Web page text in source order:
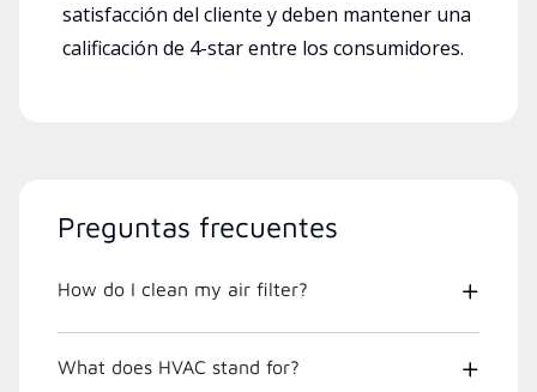
satisfacción del cliente y deben mantener una
calificación de 4-star entre los consumidores.
Preguntas frecuentes
How do I clean my air filter?
What does HVAC stand for?